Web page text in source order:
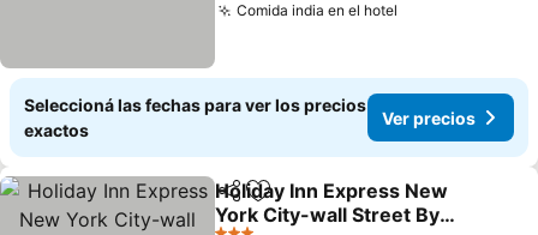
Comida india en el hotel
Seleccioná las fechas para ver los precios
exactos
Ver precios
CompartirAñadir a favoritos
Holiday Inn Express New
York City-wall Street By